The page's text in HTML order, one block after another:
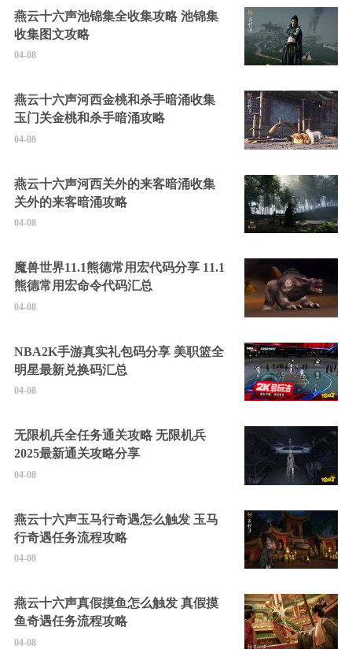
燕云十六声池锦集全收集攻略 池锦集
收集图文攻略
04-08
燕云十六声河西金桃和杀手暗涌收集
玉门关金桃和杀手暗涌攻略
04-08
燕云十六声河西关外的来客暗涌收集
关外的来客暗涌攻略
04-08
魔兽世界11.1熊德常用宏代码分享 11.1
熊德常用宏命令代码汇总
04-08
NBA2K手游真实礼包码分享 美职篮全
明星最新兑换码汇总
04-08
无限机兵全任务通关攻略 无限机兵
2025最新通关攻略分享
04-08
燕云十六声玉马行奇遇怎么触发 玉马
行奇遇任务流程攻略
04-08
燕云十六声真假摸鱼怎么触发 真假摸
鱼奇遇任务流程攻略
04-08